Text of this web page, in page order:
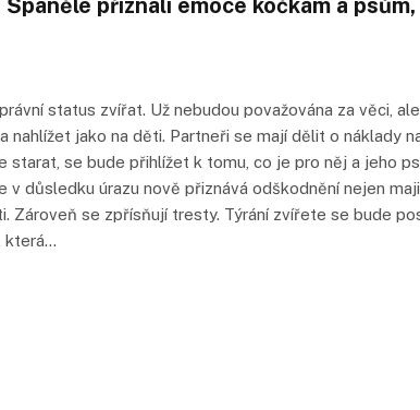
přiznali emoce kočkám a
status zvířat. Už nebudou považována za věci,
nahlížet jako na děti. Partneři se mají dělit o náklady
starat, se bude přihlížet k tomu, co je pro něj a jeho
důsledku úrazu nově přiznává odškodnění nejen
Zároveň se zpřísňují tresty. Týrání zvířete se bude
která…